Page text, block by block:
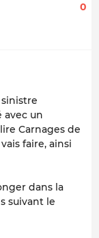
0
avec un
Carnages de
faire, ainsi
dans la
suivant le